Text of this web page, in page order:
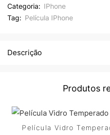
Categoria: IPhone
Tag: Película IPhone
Descrição
Produtos
Película Vidro